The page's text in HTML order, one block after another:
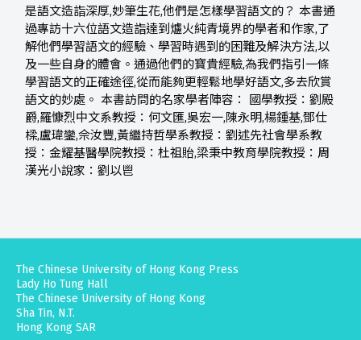
是語文造詣深厚,妙筆生花,他們是怎樣學習語文的？ 本書通
過專訪十六位語文造詣達到爐火純青境界的學者和作家,了
解他們學習語文的經驗、學習時遇到的困難及解決方法,以
及一些自身的體會。通過他們的寶貴經驗,為我們指引一條
學習語文的正確途徑,從而能夠更輕鬆地學好語文,多去欣賞
語文的妙處。 本書訪問的名家學者陣容： 國學教授：劉殿
爵,羅慷烈中文系教授：何文匯,吳宏一,陳永明,楊鍾基,鄧仕
樑,盧瑋鑾,佘汝豐,黃繼持哲學系教授：劉述先社會學系教
授：金耀基醫學院教授：杜祖貽,梁秉中教育學院教授：周
漢光小說家：劉以鬯
The Chinese University of Hong Kong Press
Lady Ho Tung Hall
The Chinese University of Hong Kong
Sha Tin, N.T.
Hong Kong SAR